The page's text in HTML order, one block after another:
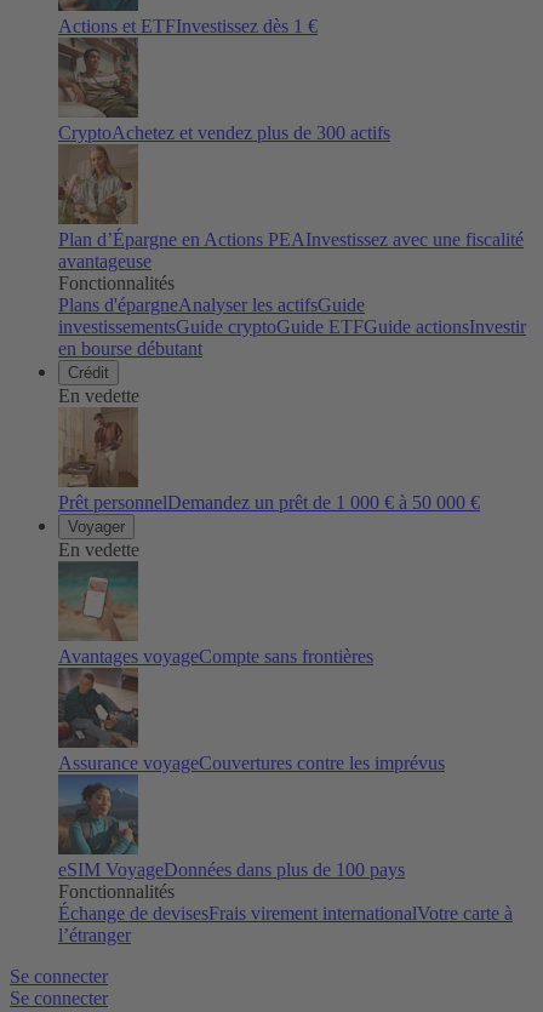
Actions et ETFInvestissez dès 1 €
CryptoAchetez et vendez plus de 300 actifs
Plan d’Épargne en Actions PEAInvestissez avec une fiscalité
avantageuse
Fonctionnalités
Plans d'épargneAnalyser les actifsGuide
investissementsGuide cryptoGuide ETFGuide actionsInvestir
en bourse débutant
Crédit
En vedette
Prêt personnelDemandez un prêt de 1 000 € à 50 000 €
Voyager
En vedette
Avantages voyageCompte sans frontières
Assurance voyageCouvertures contre les imprévus
eSIM VoyageDonnées dans plus de 100 pays
Fonctionnalités
Échange de devisesFrais virement internationalVotre carte à
l’étranger
Se connecter
Se connecter